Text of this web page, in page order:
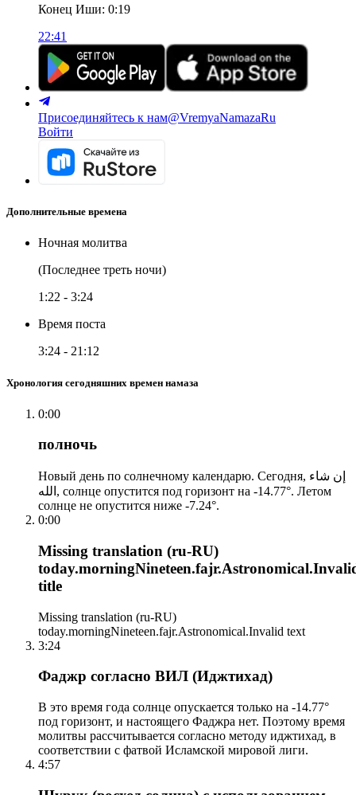
Конец Иши: 0:19
22:41
Присоединяйтесь к нам@VremyaNamazaRu
Войти
Дополнительные времена
Ночная молитва
(Последнее треть ночи)
1:22 - 3:24
Время поста
3:24 - 21:12
Хронология сегодняшних времен намаза
0:00
полночь
Новый день по солнечному календарю. Сегодня, إن شاء
الله, солнце опустится под горизонт на -14.77°. Летом
солнце не опустится ниже -7.24°.
0:00
Missing translation (ru-RU)
title
Missing translation (ru-RU)
today.morningNineteen.fajr.Astronomical.Invalid text
3:24
Фаджр согласно ВИЛ (Иджтихад)
В это время года солнце опускается только на -14.77°
под горизонт, и настоящего Фаджра нет. Поэтому время
молитвы рассчитывается согласно методу иджтихад, в
соответствии с фатвой Исламской мировой лиги.
4:57